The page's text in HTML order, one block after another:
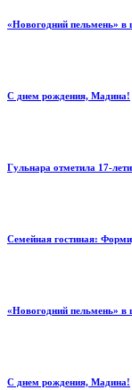
«Новогодний пельмень» в
С днем рождения, Мадина!
Гульнара отметила
Семейная гостиная:
«Новогодний пельмень» в
С днем рождения, Мадина!